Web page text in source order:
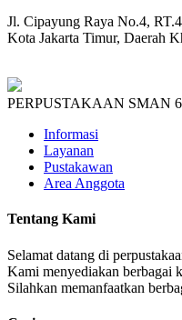
Jl. Cipayung Raya No.4,
Kota Jakarta Timur, Daerah
PERPUSTAKAAN SMAN
Informasi
Layanan
Pustakawan
Area Anggota
Tentang Kami
Selamat datang di
Kami menyediakan berbagai
Silahkan memanfaatkan